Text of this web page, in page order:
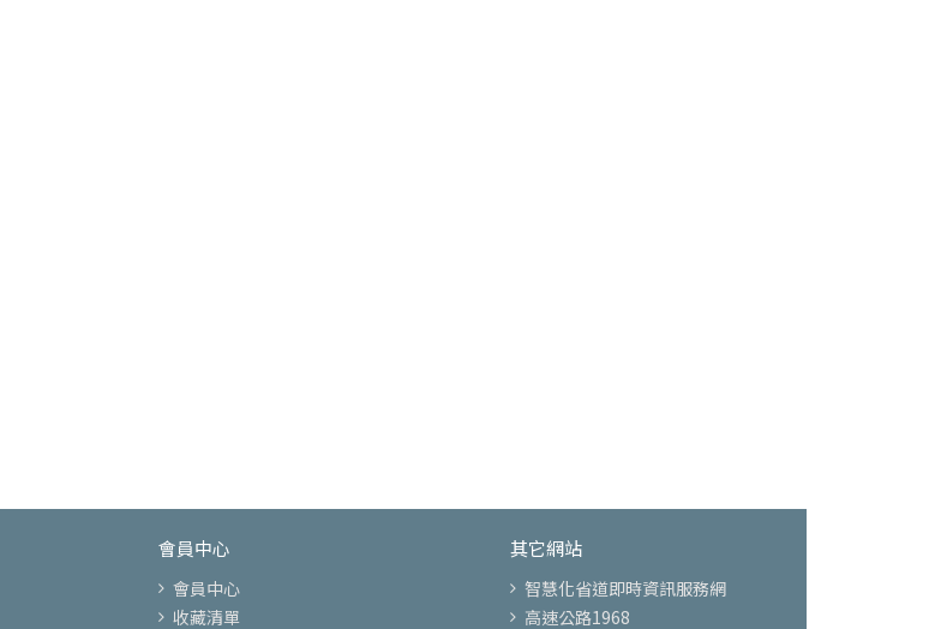
會員中心
會員中心
收藏清單
其它網站
智慧化省道即時資訊服務網
高速公路1968